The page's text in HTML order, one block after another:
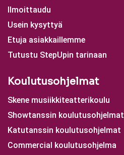
Ilmoittaudu
Usein kysyttyä
Etuja asiakkaillemme
Tutustu StepUpin tarinaan
Koulutusohjelmat
Skene musiikkiteatterikoulu
Showtanssin koulutusohjelmat
Katutanssin koulutusohjelmat
Commercial koulutusohjelma